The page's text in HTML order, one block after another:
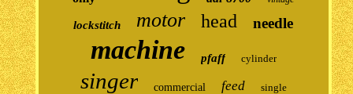
lockstitch motor head needle
machine pfaff cylinder
singer commercial feed single